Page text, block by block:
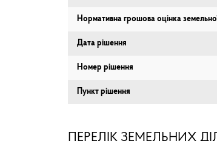
Нормативна грошова оцінка
Дата рішення
Номер рішення
Пункт рішення
ПЕРЕЛІК ЗЕМЕЛЬНИХ